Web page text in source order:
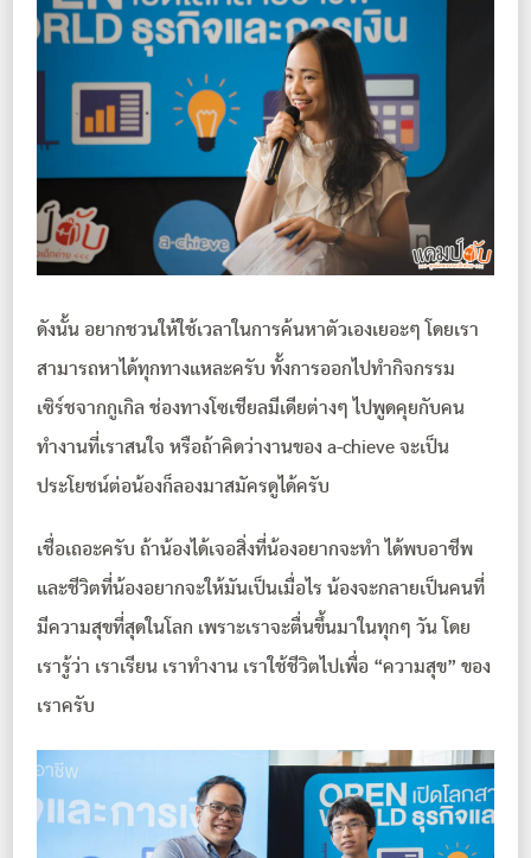
ดังนั้น อยากชวนให้ใช้เวลาในการค้นหาตัวเองเยอะๆ โดยเรา
สามารถหาได้ทุกทางแหละครับ ทั้งการออกไปทำกิจกรรม
เซิร์ชจากกูเกิล ช่องทางโซเชียลมีเดียต่างๆ ไปพูดคุยกับคน
ทำงานที่เราสนใจ หรือถ้าคิดว่างานของ a-chieve จะเป็น
ประโยชน์ต่อน้องก็ลองมาสมัครดูได้ครับ
เชื่อเถอะครับ ถ้าน้องได้เจอสิ่งที่น้องอยากจะทำ ได้พบอาชีพ
และชีวิตที่น้องอยากจะให้มันเป็นเมื่อไร น้องจะกลายเป็นคนที่
มีความสุขที่สุดในโลก เพราะเราจะตื่นขึ้นมาในทุกๆ วัน โดย
เรารู้ว่า เราเรียน เราทำงาน เราใช้ชีวิตไปเพื่อ “ความสุข” ของ
เราครับ